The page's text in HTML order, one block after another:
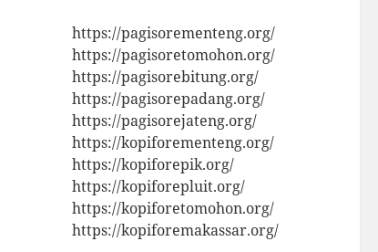
https://pagisorementeng.org/
https://pagisoretomohon.org/
https://pagisorebitung.org/
https://pagisorepadang.org/
https://pagisorejateng.org/
https://kopiforementeng.org/
https://kopiforepik.org/
https://kopiforepluit.org/
https://kopiforetomohon.org/
https://kopiforemakassar.org/